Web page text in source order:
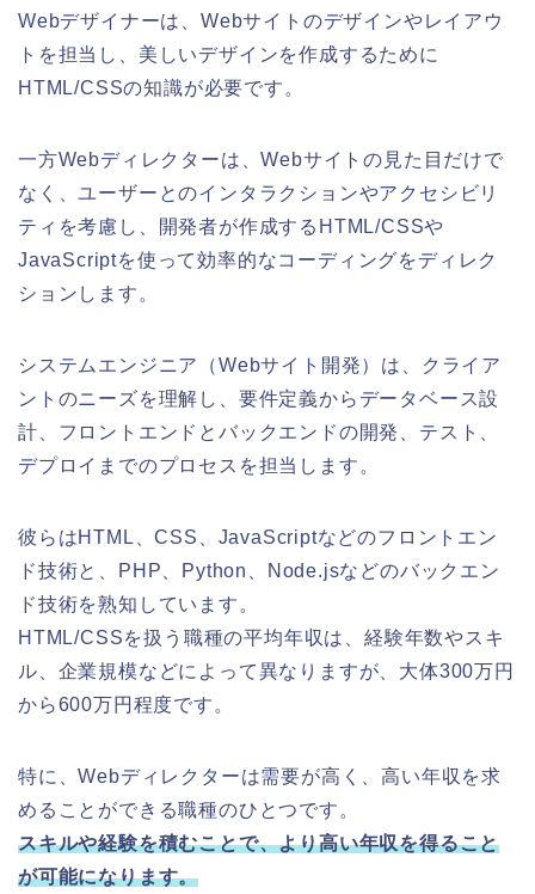
Webデザイナーは、Webサイトのデザインやレイアウ
トを担当し、美しいデザインを作成するために
HTML/CSSの知識が必要です。
一方Webディレクターは、Webサイトの見た目だけで
なく、ユーザーとのインタラクションやアクセシビリ
ティを考慮し、開発者が作成するHTML/CSSや
JavaScriptを使って効率的なコーディングをディレク
ションします。
システムエンジニア（Webサイト開発）は、クライア
ントのニーズを理解し、要件定義からデータベース設
計、フロントエンドとバックエンドの開発、テスト、
デプロイまでのプロセスを担当します。
彼らはHTML、CSS、JavaScriptなどのフロントエン
ド技術と、PHP、Python、Node.jsなどのバックエン
ド技術を熟知しています。
HTML/CSSを扱う職種の平均年収は、経験年数やスキ
ル、企業規模などによって異なりますが、大体300万円
から600万円程度です。
特に、Webディレクターは需要が高く、高い年収を求
めることができる職種のひとつです。
スキルや経験を積むことで、より高い年収を得ること
が可能になります。